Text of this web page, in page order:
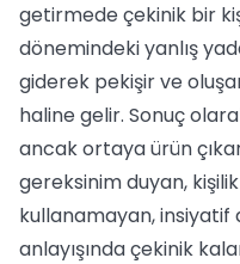
getirmede çekinik bir
dönemindeki yanlış
giderek pekişir ve
haline gelir. Sonuç
ancak ortaya ürün
gereksinim duyan,
kullanamayan, insiyatif
anlayışında çekinik